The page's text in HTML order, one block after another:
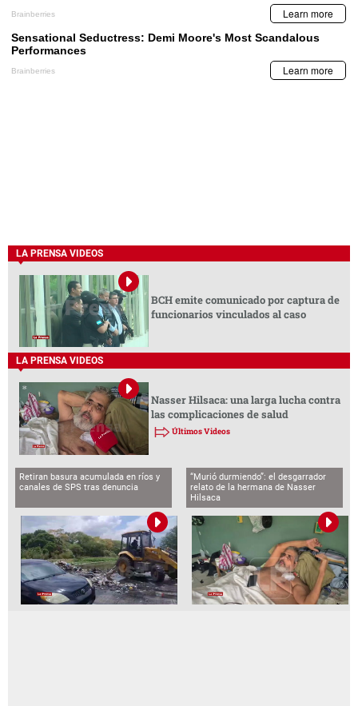
LA PRENSA VIDEOS
BCH emite comunicado por captura de
funcionarios vinculados al caso
LA PRENSA VIDEOS
Nasser Hilsaca: una larga lucha contra
las complicaciones de salud
Últimos Videos
Retiran basura acumulada en ríos y
canales de SPS tras denuncia
“Murió durmiendo”: el desgarrador
relato de la hermana de Nasser
Hilsaca